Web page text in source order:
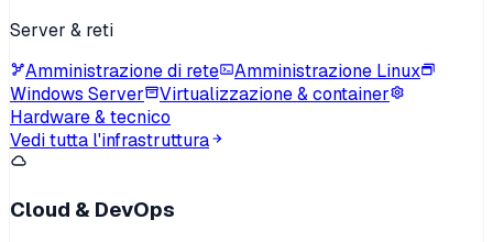
Server & reti
Amministrazione di rete
Amministrazione Linux
Windows Server
Virtualizzazione & container
Hardware & tecnico
Vedi tutta l'infrastruttura
Cloud & DevOps